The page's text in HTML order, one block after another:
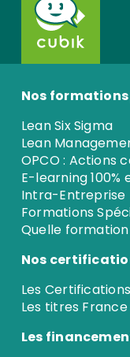
Nos
Lean Six Sigma
Lean
OPCO : Actions
E-learning 100%
Intra-Entreprise
Formations
Quelle
Nos
Les
Les titres
Les